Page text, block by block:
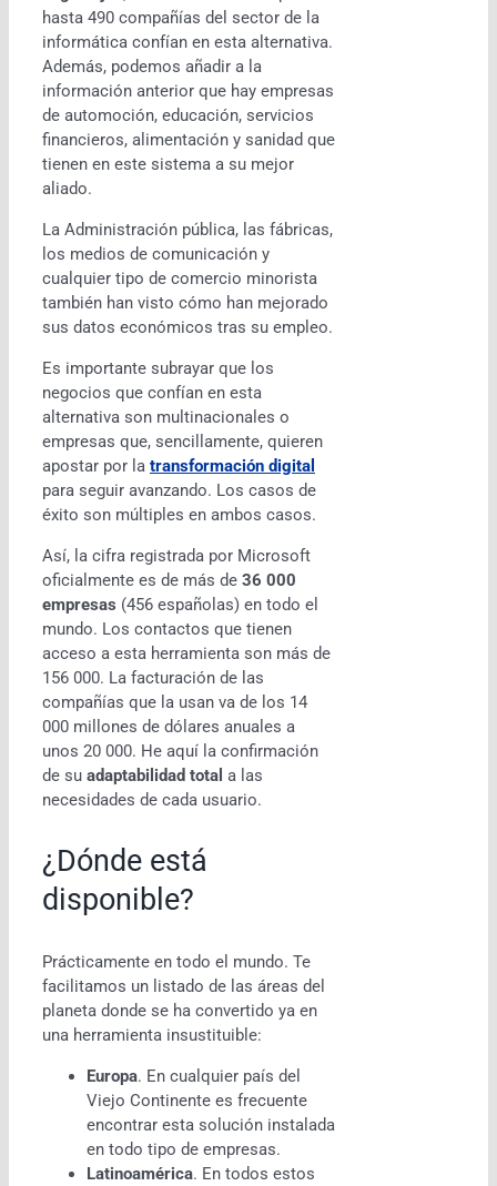
hasta 490 compañías del sector de la
informática confían en esta alternativa.
Además, podemos añadir a la
información anterior que hay empresas
de automoción, educación, servicios
financieros, alimentación y sanidad que
tienen en este sistema a su mejor
aliado.
La Administración pública, las fábricas,
los medios de comunicación y
cualquier tipo de comercio minorista
también han visto cómo han mejorado
sus datos económicos tras su empleo.
Es importante subrayar que los
negocios que confían en esta
alternativa son multinacionales o
empresas que, sencillamente, quieren
apostar por la transformación digital
para seguir avanzando. Los casos de
éxito son múltiples en ambos casos.
Así, la cifra registrada por Microsoft
oficialmente es de más de 36 000
empresas (456 españolas) en todo el
mundo. Los contactos que tienen
acceso a esta herramienta son más de
156 000. La facturación de las
compañías que la usan va de los 14
000 millones de dólares anuales a
unos 20 000. He aquí la confirmación
de su adaptabilidad total a las
necesidades de cada usuario.
¿Dónde está
disponible?
Prácticamente en todo el mundo. Te
facilitamos un listado de las áreas del
planeta donde se ha convertido ya en
una herramienta insustituible:
Europa. En cualquier país del
Viejo Continente es frecuente
encontrar esta solución instalada
en todo tipo de empresas.
Latinoamérica. En todos estos